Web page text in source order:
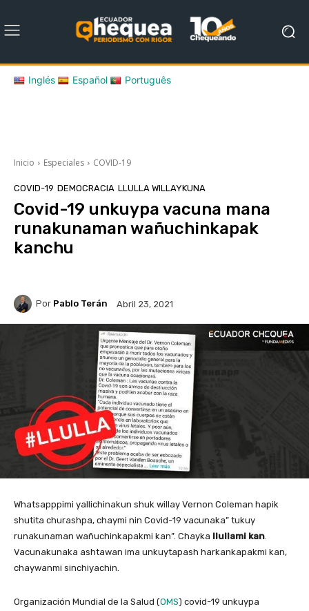
Inglés Español Português
Inicio Especiales COVID-19
COVID-19 DEMOCRACIA LLULLA WILLAYKUNA
Covid-19 unkuypa vacuna mana
runakunaman wañuchinkapak
kanchu
Por Pablo Terán Abril 23, 2021
Whatsapppimi yallichinakun shuk willay Vernon Coleman hapik
shutita churashpa, chaymi nin Covid-19 vacunaka” tukuy
runakunaman wañuchinkapakmi kan”. Chayka llullami kan
Vacunakunaka ashtawan ima unkuytapash harkankapakmi kan,
chaywanmi sinchiyachin.
Organización Mundial de la Salud (OMS) covid-19 unkuypa